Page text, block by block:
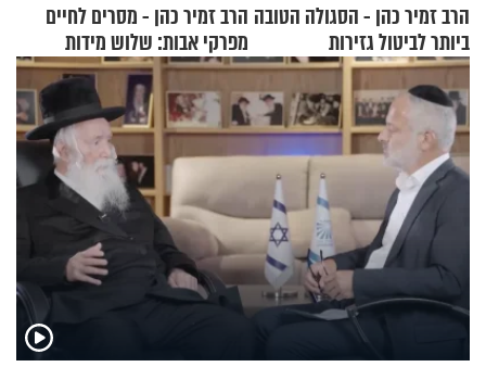
הרב זמיר כהן - הסגולה הטובה
ביותר לביטול גזירות
הרב זמיר כהן - מסרים לחיים
מפרקי אבות: שלוש מידות
בסיסיות